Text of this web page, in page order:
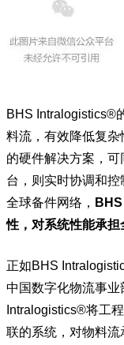
BHS Intralogistics®
料流，有效降低复
的硬件解决方案，
台，则实时协调和
全球备件网络，
性，对系统性能承担
正如BHS
中国数字化物流事业
Intralogistics®将工
联的系统，对物料